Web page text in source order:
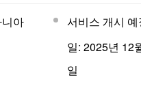
아 서비스 개시 예
일: 2025년 12
일